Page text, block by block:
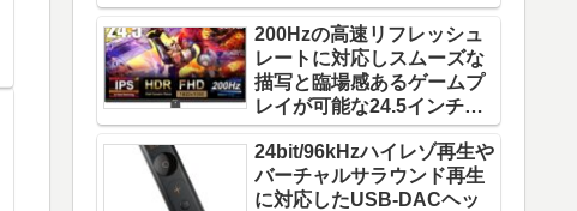
ドホン「MOMENTUM 4
Wireless」登場！
200Hzの高速リフレッシュ
レートに対応しスムーズな
描写と臨場感あるゲームプ
レイが可能な24.5インチゲ
ーミングモニター「FFF-
LD25G5」登場！
24bit/96kHzハイレゾ再生や
バーチャルサラウンド再生
に対応したUSB-DACヘッ